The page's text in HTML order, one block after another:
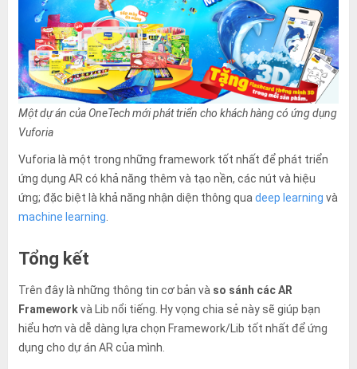
Một dự án của OneTech mới phát triển cho khách hàng có ứng dụng
Vuforia
Vuforia là một trong những framework tốt nhất để phát triển
ứng dụng AR có khả năng thêm và tạo nền, các nút và hiệu
ứng; đặc biệt là khả năng nhận diện thông qua deep learning và
machine learning
Tổng kết
Trên đây là những thông tin cơ bản và so sánh các AR
Frameworkvà Lib nổi tiếng. Hy vọng chia sẻ này sẽ giúp bạn
hiểu hơn và dễ dàng lựa chọn Framework/Lib tốt nhất để ứng
dụng cho dự án AR của mình.